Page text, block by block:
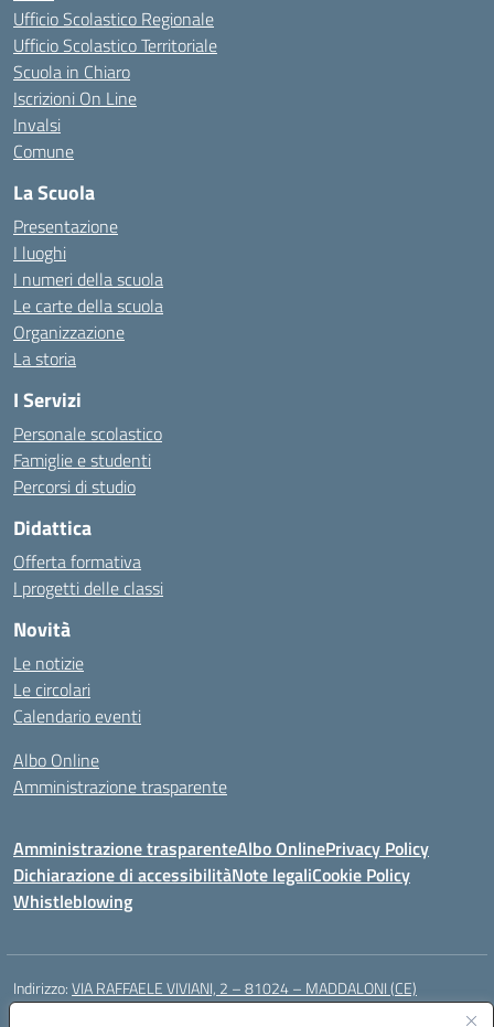
Ufficio Scolastico Regionale
Ufficio Scolastico Territoriale
Scuola in Chiaro
Iscrizioni On Line
Invalsi
Comune
La Scuola
Presentazione
I luoghi
I numeri della scuola
Le carte della scuola
Organizzazione
La storia
I Servizi
Personale scolastico
Famiglie e studenti
Percorsi di studio
Didattica
Offerta formativa
I progetti delle classi
Novità
Le notizie
Le circolari
Calendario eventi
Albo Online
Amministrazione trasparente
Amministrazione trasparenteAlbo OnlinePrivacy Policy
Dichiarazione di accessibilitàNote legaliCookie Policy
Whistleblowing
Indirizzo:VIA RAFFAELE VIVIANI, 2 – 81024 – MADDALONI (CE)
Centralino: